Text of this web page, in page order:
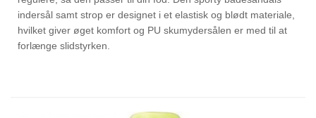
indersål samt strop er designet i et elastisk og blødt materiale,
hvilket giver øget komfort og PU skumydersålen er med til at
forlænge slidstyrken.